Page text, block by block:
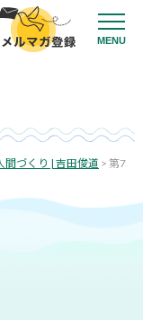
MENU
づくり | 吉田俊道 > 第7